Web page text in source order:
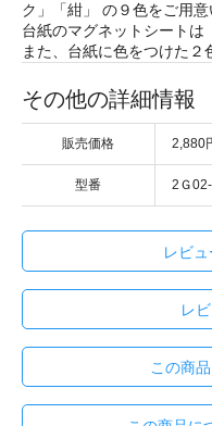
ク」「紺」 の９色をご用意
台紙のマグネットシートは
また、台紙に色をつけた２
その他の詳細情報
販売価格 2,880
型番 2Ｇ
レビ
レ
この商